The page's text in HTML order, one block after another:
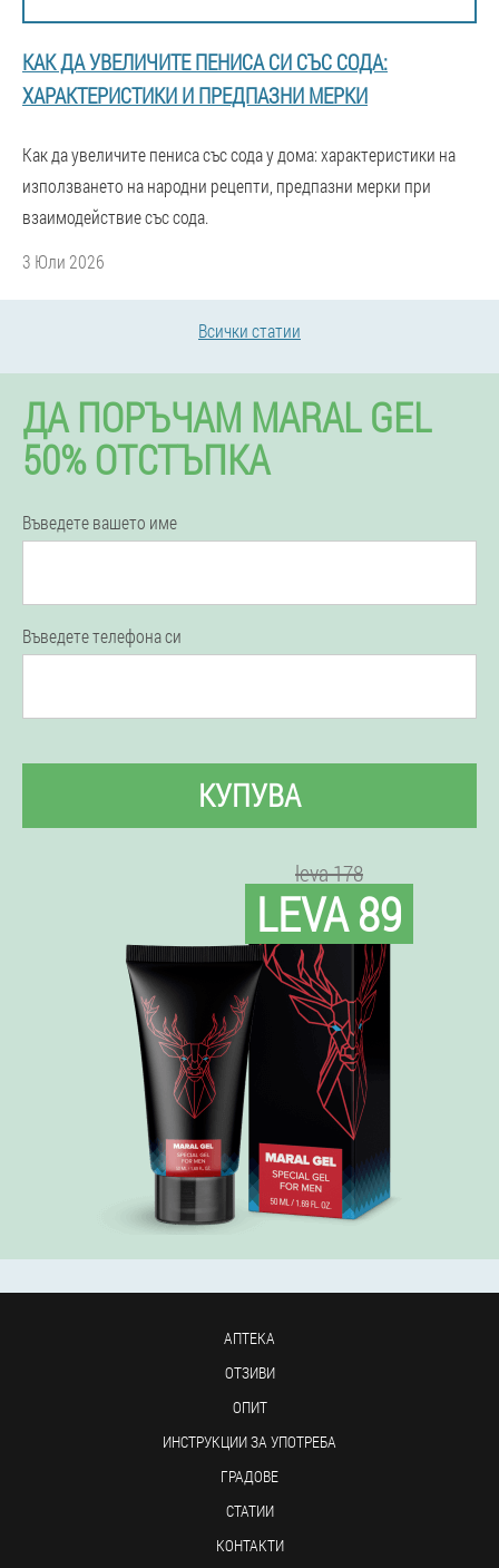
КАК ДА УВЕЛИЧИТЕ ПЕНИСА СИ СЪС СОДА:
ХАРАКТЕРИСТИКИ И ПРЕДПАЗНИ МЕРКИ
Как да увеличите пениса със сода у дома: характеристики на
използването на народни рецепти, предпазни мерки при
взаимодействие със сода.
3 Юли 2026
Всички статии
ДА ПОРЪЧАМ MARAL GEL
50% ОТСТЪПКА
Въведете вашето име
Въведете телефона си
КУПУВА
leva 178
LEVA 89
АПТЕКА
ОТЗИВИ
ОПИТ
ИНСТРУКЦИИ ЗА УПОТРЕБА
ГРАДОВЕ
СТАТИИ
КОНТАКТИ